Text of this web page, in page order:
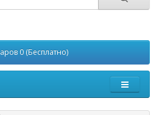
0 (Бесплатно)